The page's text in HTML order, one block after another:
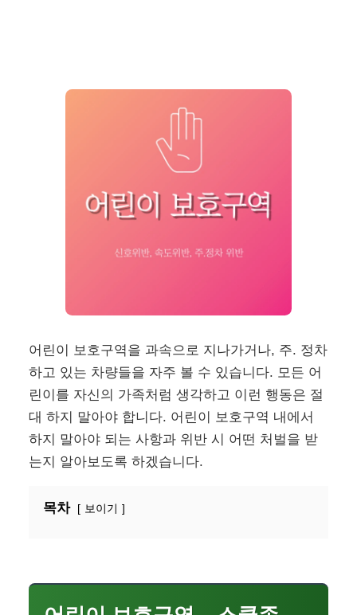
어린이 보호구역을 과속으로 지나가거나, 주. 정차
하고 있는 차량들을 자주 볼 수 있습니다. 모든 어
린이를 자신의 가족처럼 생각하고 이런 행동은 절
대 하지 말아야 합니다. 어린이 보호구역 내에서
하지 말아야 되는 사항과 위반 시 어떤 처벌을 받
는지 알아보도록 하겠습니다.
목차 보이기